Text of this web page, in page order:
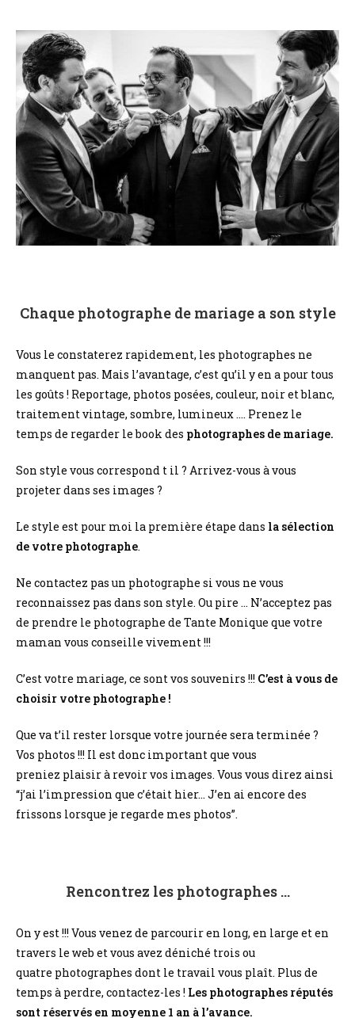
Chaque photographe de mariage a son style
Vous le constaterez rapidement, les photographes ne
manquent pas. Mais l’avantage, c’est qu’il y en a pour tous
les goûts ! Reportage, photos posées, couleur, noir et blanc,
traitement vintage, sombre, lumineux …. Prenez le
temps de regarder le book des photographes de mariage.
Son style vous correspond t il ? Arrivez-vous à vous
projeter dans ses images ?
Le style est pour moi la première étape dans la sélection
de votre photographe.
Ne contactez pas un photographe si vous ne vous
reconnaissez pas dans son style. Ou pire … N’acceptez pas
de prendre le photographe de Tante Monique que votre
maman vous conseille vivement !!!
C’est votre mariage, ce sont vos souvenirs !!! C’est à vous de
choisir votre photographe !
Que va t’il rester lorsque votre journée sera terminée ?
Vos photos !!! Il est donc important que vous
preniez plaisir à revoir vos images. Vous vous direz ainsi
“j’ai l’impression que c’était hier… J’en ai encore des
frissons lorsque je regarde mes photos”.
Rencontrez les photographes …
On y est !!! Vous venez de parcourir en long, en large et en
travers le web et vous avez déniché trois ou
quatre photographes dont le travail vous plaît. Plus de
temps à perdre, contactez-les ! Les photographes réputés
sont réservés en moyenne 1 an à l’avance.